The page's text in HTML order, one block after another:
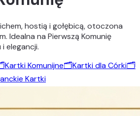
hostią i gołębicą, otoczona
Idealna na Pierwszą Komunię
elegancji.
Kartki Komunijne🗂️Kartki dla Córki🗂️
Kartki